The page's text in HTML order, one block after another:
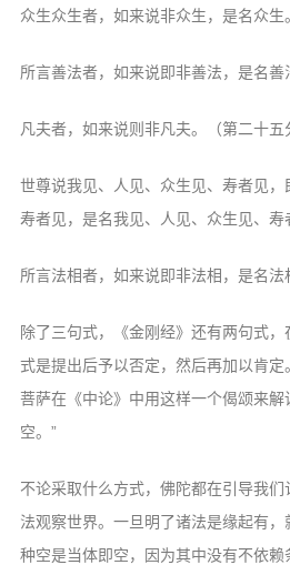
众生众生者，如来说非众生，是名众生。
所言善法者，如来说即非善法，是名善
凡夫者，如来说则非凡夫。（第二十五
世尊说我见、人见、众生见、寿者见，
寿者见，是名我见、人见、众生见、寿
所言法相者，如来说即非法相，是名法
除了三句式，《金刚经》还有两句式，
式是提出后予以否定，然后再加以肯定
菩萨在《中论》中用这样一个偈颂来解
空。”
不论采取什么方式，佛陀都在引导我们
法观察世界。一旦明了诸法是缘起有，
种空是当体即空，因为其中没有不依赖